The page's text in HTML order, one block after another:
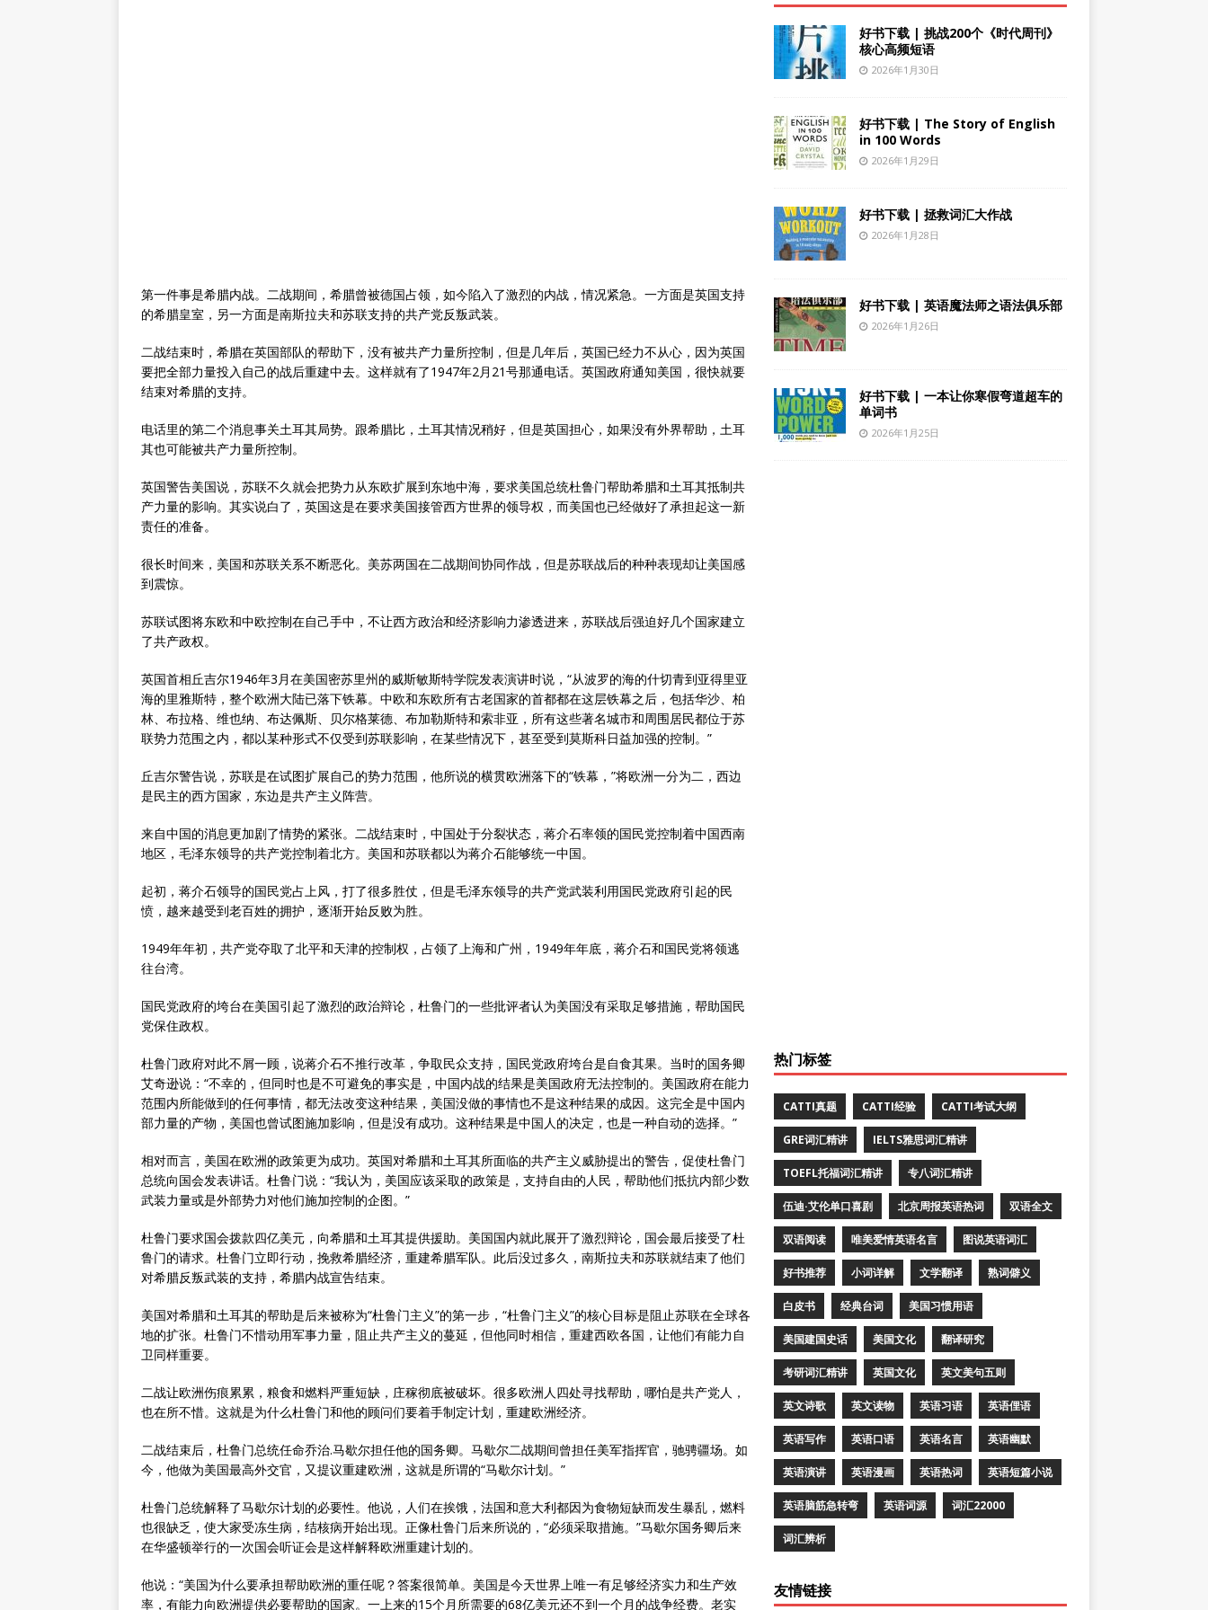
第一件事是希腊内战。二战期间，希腊曾被德国占领，如今陷入了激烈的内战，情况紧急。一方面是英国支持
的希腊皇室，另一方面是南斯拉夫和苏联支持的共产党反叛武装。
二战结束时，希腊在英国部队的帮助下，没有被共产力量所控制，但是几年后，英国已经力不从心，因为英国
要把全部力量投入自己的战后重建中去。这样就有了1947年2月21号那通电话。英国政府通知美国，很快就要
结束对希腊的支持。
电话里的第二个消息事关土耳其局势。跟希腊比，土耳其情况稍好，但是英国担心，如果没有外界帮助，土耳
其也可能被共产力量所控制。
英国警告美国说，苏联不久就会把势力从东欧扩展到东地中海，要求美国总统杜鲁门帮助希腊和土耳其抵制共
产力量的影响。其实说白了，英国这是在要求美国接管西方世界的领导权，而美国也已经做好了承担起这一新
责任的准备。
很长时间来，美国和苏联关系不断恶化。美苏两国在二战期间协同作战，但是苏联战后的种种表现却让美国感
到震惊。
苏联试图将东欧和中欧控制在自己手中，不让西方政治和经济影响力渗透进来，苏联战后强迫好几个国家建立
了共产政权。
英国首相丘吉尔1946年3月在美国密苏里州的威斯敏斯特学院发表演讲时说，“从波罗的海的什切青到亚得里亚
海的里雅斯特，整个欧洲大陆已落下铁幕。中欧和东欧所有古老国家的首都都在这层铁幕之后，包括华沙、柏
林、布拉格、维也纳、布达佩斯、贝尔格莱德、布加勒斯特和索非亚，所有这些著名城市和周围居民都位于苏
联势力范围之内，都以某种形式不仅受到苏联影响，在某些情况下，甚至受到莫斯科日益加强的控制。”
丘吉尔警告说，苏联是在试图扩展自己的势力范围，他所说的横贯欧洲落下的“铁幕，”将欧洲一分为二，西边
是民主的西方国家，东边是共产主义阵营。
来自中国的消息更加剧了情势的紧张。二战结束时，中国处于分裂状态，蒋介石率领的国民党控制着中国西南
地区，毛泽东领导的共产党控制着北方。美国和苏联都以为蒋介石能够统一中国。
起初，蒋介石领导的国民党占上风，打了很多胜仗，但是毛泽东领导的共产党武装利用国民党政府引起的民
愤，越来越受到老百姓的拥护，逐渐开始反败为胜。
1949年年初，共产党夺取了北平和天津的控制权，占领了上海和广州，1949年年底，蒋介石和国民党将领逃
往台湾。
国民党政府的垮台在美国引起了激烈的政治辩论，杜鲁门的一些批评者认为美国没有采取足够措施，帮助国民
党保住政权。
杜鲁门政府对此不屑一顾，说蒋介石不推行改革，争取民众支持，国民党政府垮台是自食其果。当时的国务卿
艾奇逊说：“不幸的，但同时也是不可避免的事实是，中国内战的结果是美国政府无法控制的。美国政府在能力
范围内所能做到的任何事情，都无法改变这种结果，美国没做的事情也不是这种结果的成因。这完全是中国内
部力量的产物，美国也曾试图施加影响，但是没有成功。这种结果是中国人的决定，也是一种自动的选择。”
相对而言，美国在欧洲的政策更为成功。英国对希腊和土耳其所面临的共产主义威胁提出的警告，促使杜鲁门
总统向国会发表讲话。杜鲁门说：“我认为，美国应该采取的政策是，支持自由的人民，帮助他们抵抗内部少数
武装力量或是外部势力对他们施加控制的企图。”
杜鲁门要求国会拨款四亿美元，向希腊和土耳其提供援助。美国国内就此展开了激烈辩论，国会最后接受了杜
鲁门的请求。杜鲁门立即行动，挽救希腊经济，重建希腊军队。此后没过多久，南斯拉夫和苏联就结束了他们
对希腊反叛武装的支持，希腊内战宣告结束。
美国对希腊和土耳其的帮助是后来被称为“杜鲁门主义”的第一步，“杜鲁门主义”的核心目标是阻止苏联在全球各
地的扩张。杜鲁门不惜动用军事力量，阻止共产主义的蔓延，但他同时相信，重建西欧各国，让他们有能力自
卫同样重要。
二战让欧洲伤痕累累，粮食和燃料严重短缺，庄稼彻底被破坏。很多欧洲人四处寻找帮助，哪怕是共产党人，
也在所不惜。这就是为什么杜鲁门和他的顾问们要着手制定计划，重建欧洲经济。
二战结束后，杜鲁门总统任命乔治.马歇尔担任他的国务卿。马歇尔二战期间曾担任美军指挥官，驰骋疆场。如
今，他做为美国最高外交官，又提议重建欧洲，这就是所谓的“马歇尔计划。”
杜鲁门总统解释了马歇尔计划的必要性。他说，人们在挨饿，法国和意大利都因为食物短缺而发生暴乱，燃料
也很缺乏，使大家受冻生病，结核病开始出现。正像杜鲁门后来所说的，“必须采取措施。”马歇尔国务卿后来
在华盛顿举行的一次国会听证会是这样解释欧洲重建计划的。
他说：“美国为什么要承担帮助欧洲的重任呢？答案很简单。美国是今天世界上唯一有足够经济实力和生产效
率，有能力向欧洲提供必要帮助的国家。一上来的15个月所需要的68亿美元还不到一个月的战争经费。老实
好书下载 | 挑战200个《时代周刊》
核心高频短语
2026年1月30日
好书下载 | The Story of English
in 100 Words
2026年1月29日
好书下载 | 拯救词汇大作战
2026年1月28日
好书下载 | 英语魔法师之语法俱乐部
2026年1月26日
好书下载 | 一本让你寒假弯道超车的
单词书
2026年1月25日
热门标签
CATTI真题 CATTI经验 CATTI考试大纲
GRE词汇精讲 IELTS雅思词汇精讲
TOEFL托福词汇精讲 专八词汇精讲
伍迪·艾伦单口喜剧 北京周报英语热词 双语全文
双语阅读 唯美爱情英语名言 图说英语词汇
好书推荐 小词详解 文学翻译 熟词僻义
白皮书 经典台词 美国习惯用语
美国建国史话 美国文化 翻译研究
考研词汇精讲 英国文化 英文美句五则
英文诗歌 英文读物 英语习语 英语俚语
英语写作 英语口语 英语名言 英语幽默
英语演讲 英语漫画 英语热词 英语短篇小说
英语脑筋急转弯 英语词源 词汇22000
词汇辨析
友情链接